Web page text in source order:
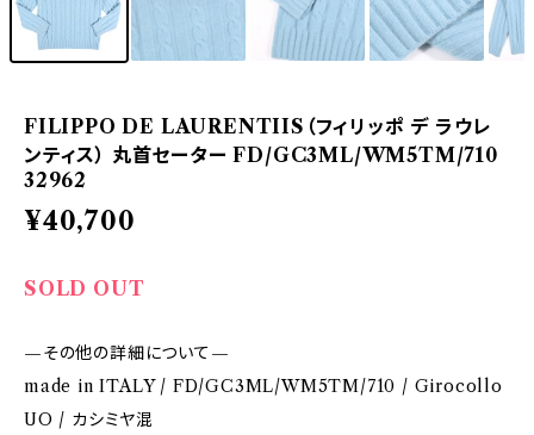
FILIPPO DE LAURENTIIS（フィリッポ デ ラウレ
ンティス） 丸首セーター FD/GC3ML/WM5TM/710
32962
¥40,700
SOLD OUT
—その他の詳細について—
made in ITALY / FD/GC3ML/WM5TM/710 / Girocollo
UO / カシミヤ混